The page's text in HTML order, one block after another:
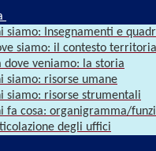
siamo: Insegnamenti e
siamo: il contesto
dove veniamo: la storia
siamo: risorse umane
siamo: risorse strumentali
fa cosa: organigramma/
degli uffici